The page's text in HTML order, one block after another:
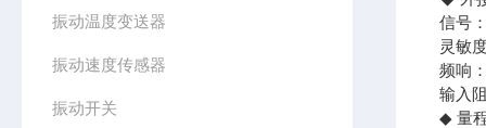
振动温度变送器
振动速度传感器
振动开关
信号
灵敏
频响
输入
◆ 量